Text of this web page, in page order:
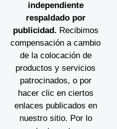
independiente
respaldado por
publicidad. Recibimos
compensación a cambio
de la colocación de
productos y servicios
patrocinados, o por
hacer clic en ciertos
enlaces publicados en
nuestro sitio. Por lo